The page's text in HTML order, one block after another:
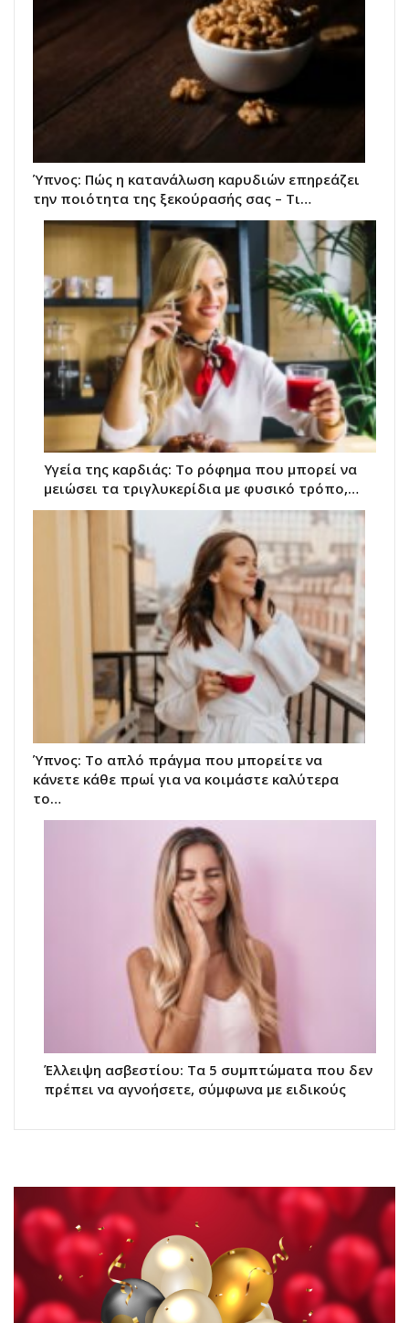
Ύπνος: Πώς η κατανάλωση καρυδιών επηρεάζει
την ποιότητα της ξεκούρασής σας – Τι…
Υγεία της καρδιάς: Το ρόφημα που μπορεί να
μειώσει τα τριγλυκερίδια με φυσικό τρόπο,…
Ύπνος: Το απλό πράγμα που μπορείτε να
κάνετε κάθε πρωί για να κοιμάστε καλύτερα
το…
Έλλειψη ασβεστίου: Τα 5 συμπτώματα που δεν
πρέπει να αγνοήσετε, σύμφωνα με ειδικούς